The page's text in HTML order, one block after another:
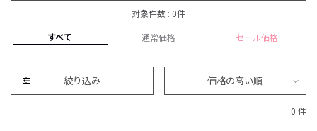
対象件数 : 0件
すべて 通常価格 セール価格
絞り込み 価格の高い順
0 件